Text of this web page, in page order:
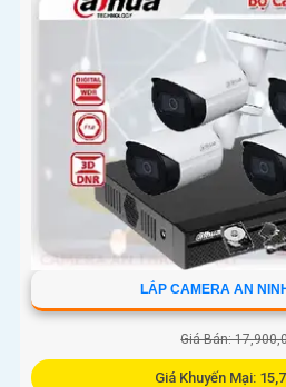
LẮP CAMERA AN
Giá Bán:
Giá Khuyến Mại: